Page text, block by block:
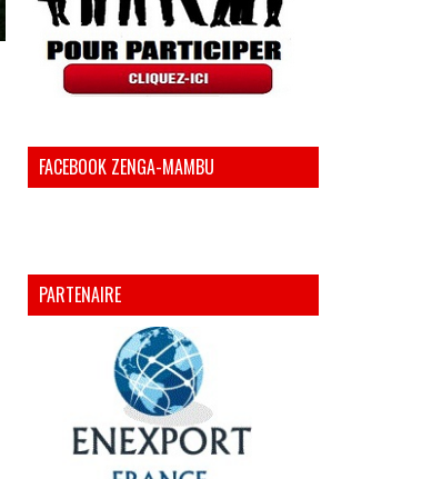
FACEBOOK ZENGA-MAMBU
PARTENAIRE